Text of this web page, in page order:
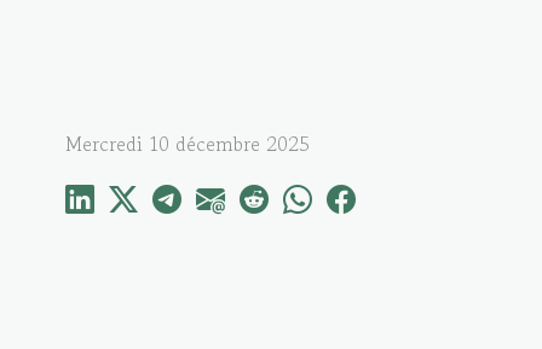
Mercredi 10 décembre 2025